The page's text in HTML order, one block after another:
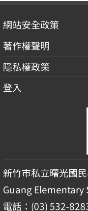
網站安全政策
著作權聲明
隱私權政策
登入
新竹市私立曙光國
Guang Elementary
電話：(03) 532-